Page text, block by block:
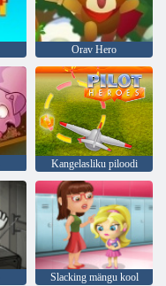
Orav Hero
Kangelasliku piloodi
Slacking mängu kool